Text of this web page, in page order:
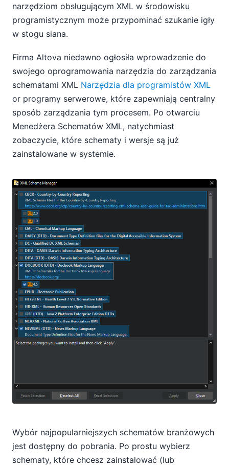
narzędziom obsługującym XML w środowisku
programistycznym może przypominać szukanie igły
w stogu siana.
Firma Altova niedawno ogłosiła wprowadzenie do
swojego oprogramowania narzędzia do zarządzania
schematami XML Narzędzia dla programistów XML
or programy serwerowe, które zapewniają centralny
sposób zarządzania tym procesem. Po otwarciu
Menedżera Schematów XML, natychmiast
zobaczycie, które schematy i wersje są już
zainstalowane w systemie.
Wybór najpopularniejszych schematów branżowych
jest dostępny do pobrania. Po prostu wybierz
schematy, które chcesz zainstalować (lub